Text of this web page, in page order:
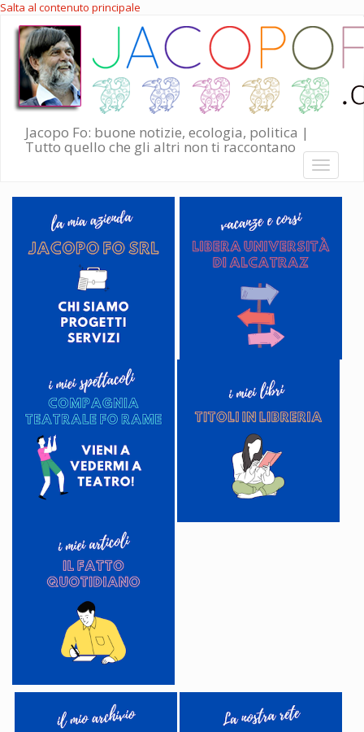
Salta al contenuto principale
Jacopo Fo: buone notizie, ecologia, politica |
Tutto quello che gli altri non ti raccontano
Toggle